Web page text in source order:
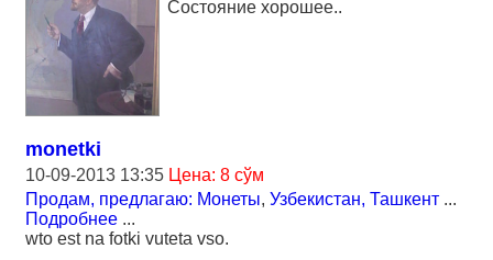
Состояние хорошее..
monetki
10-09-2013 13:35 Цена: 8 сўм
Продам, предлагаю: Монеты, Узбекистан, Ташкент ...
Подробнее ...
wto est na fotki vuteta vso.